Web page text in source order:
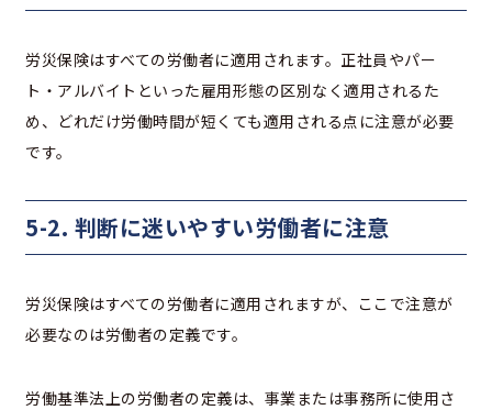
労災保険はすべての労働者に適用されます。正社員やパー
ト・アルバイトといった雇用形態の区別なく適用されるた
め、どれだけ労働時間が短くても適用される点に注意が必要
です。
5-2. 判断に迷いやすい労働者に注意
労災保険はすべての労働者に適用されますが、ここで注意が
必要なのは労働者の定義です。
労働基準法上の労働者の定義は、事業または事務所に使用さ